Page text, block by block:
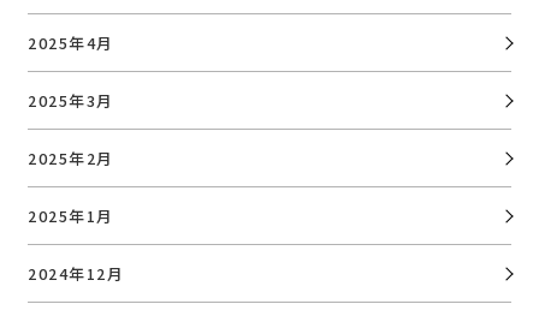
2025年4月
2025年3月
2025年2月
2025年1月
2024年12月